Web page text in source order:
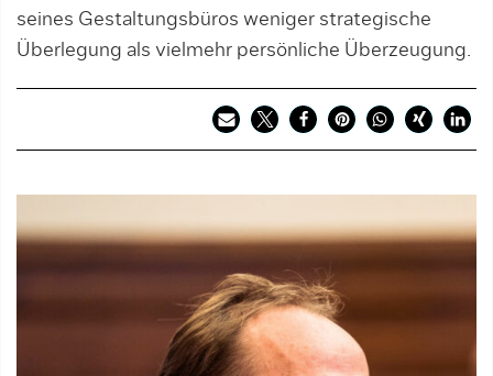
seines Gestaltungsbüros weniger strategische
Überlegung als viel­mehr persönliche Überzeugung.